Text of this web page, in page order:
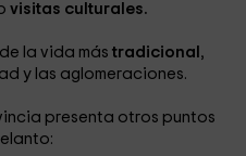
visitas culturales.
la vida mástradicional ,
y las aglomeraciones.
presenta otros puntos